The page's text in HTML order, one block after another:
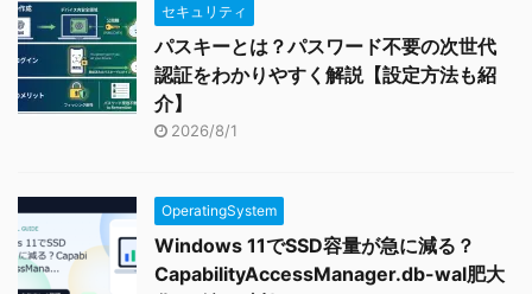
セキュリティ
パスキーとは？パスワード不要の次世代
認証をわかりやすく解説【設定方法も紹
介】
2026/8/1
OperatingSystem
Windows 11でSSD容量が急に減る？
CapabilityAccessManager.db-wal肥大